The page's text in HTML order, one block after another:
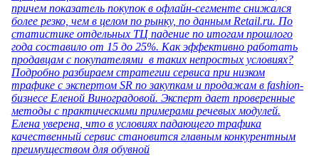
причем показатель покупок в офлайн-сегменте снижался
более резко, чем в целом по рынку, по данным Retail.ru. По
статистике отдельных ТЦ падение по итогам прошлого
года составило от 15 до 25%. Как эффективно работать
продавцам с покупателями в таких непростых условиях?
Подробно разбираем стратегии сервиса при низком
трафике с экспертом SR по закупкам и продажам в fashion-
бизнесе Еленой Виноградовой. Эксперт дает проверенные
методы с практическими примерами речевых модулей.
Елена уверена, что в условиях падающего трафика
качественный сервис становится главным конкурентным
преимуществом для обувной